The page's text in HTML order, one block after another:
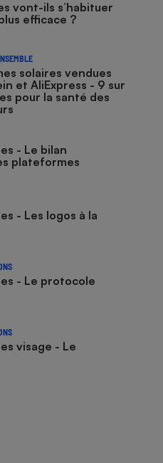
vont-ils s’habituer
efficace ?
solaires vendues
et AliExpress - 9 sur
pour la santé des
- Le bilan
plateformes
- Les logos à la
- Le protocole
visage - Le